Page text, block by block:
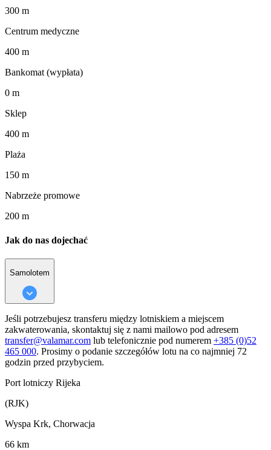
300 m
Centrum medyczne
400 m
Bankomat (wypłata)
0 m
Sklep
400 m
Plaża
150 m
Nabrzeże promowe
200 m
Jak do nas dojechać
Samolotem
Jeśli potrzebujesz transferu między lotniskiem a miejscem
zakwaterowania, skontaktuj się z nami mailowo pod adresem
transfer@valamar.com lub telefonicznie pod numerem +385 (0)52
465 000. Prosimy o podanie szczegółów lotu na co najmniej 72
godzin przed przybyciem.
Port lotniczy Rijeka
(RJK)
Wyspa Krk, Chorwacja
66 km